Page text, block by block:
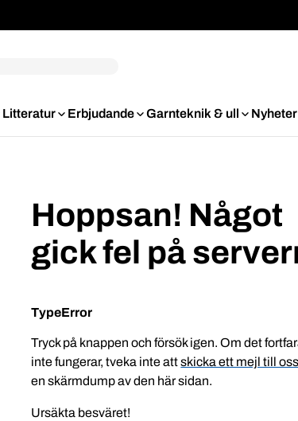
Litteratur Erbjudande Garnteknik & ull Nyheter
Hoppsan! Något
gick fel på
TypeError
Tryck på knappen och försök igen. Om det
inte fungerar, tveka inte attskicka ett mejl till oss
en skärmdump av den här sidan.
Ursäkta besväret!